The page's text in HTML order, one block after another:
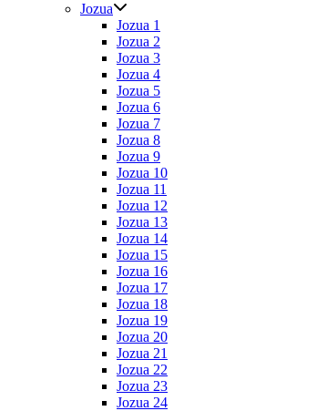
Jozua
Jozua 1
Jozua 2
Jozua 3
Jozua 4
Jozua 5
Jozua 6
Jozua 7
Jozua 8
Jozua 9
Jozua 10
Jozua 11
Jozua 12
Jozua 13
Jozua 14
Jozua 15
Jozua 16
Jozua 17
Jozua 18
Jozua 19
Jozua 20
Jozua 21
Jozua 22
Jozua 23
Jozua 24